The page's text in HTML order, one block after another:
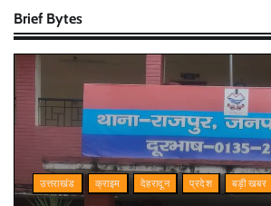
Brief Bytes
उत्तराखंड क्राइम देहरादून प्रदेश बड़ी खबर